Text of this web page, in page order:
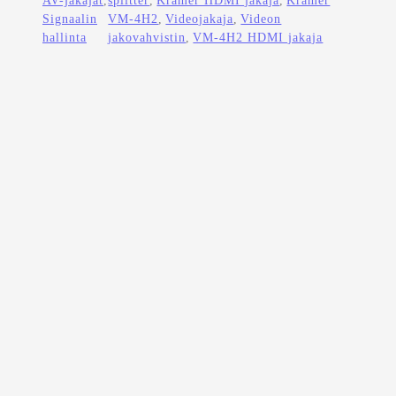
Signaalin
hallinta
VM-4H2
, Videojakaja , Videon
jakovahvistin
, VM-4H2 HDMI jakaja